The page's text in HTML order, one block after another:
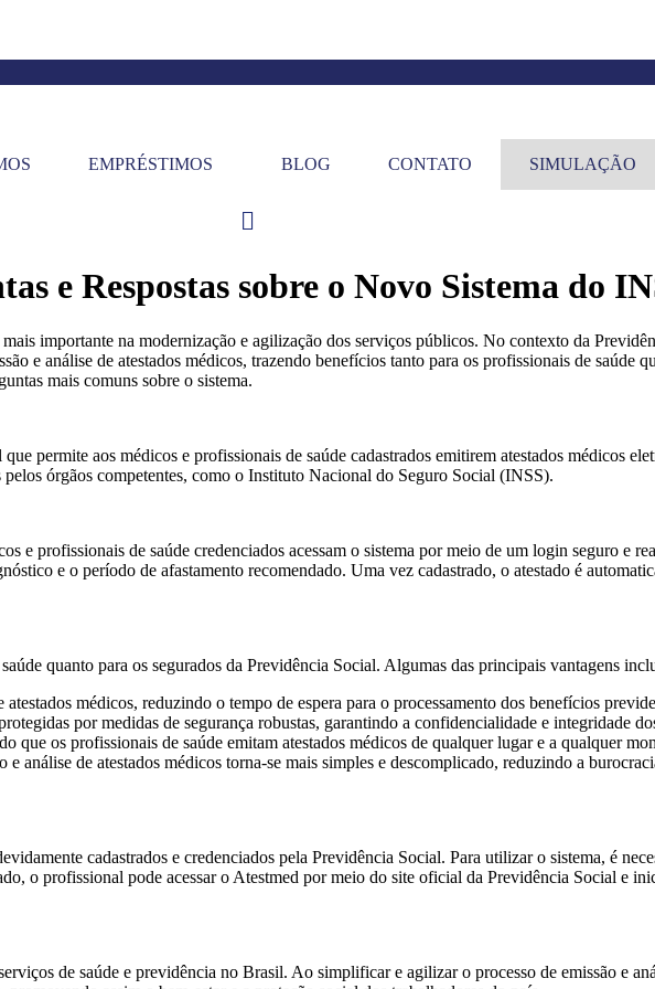
EMPRÉSTIMOS BLOG CONTATO SIMULAÇÃO
Menu
e Respostas sobre o Novo Sistema do
importante na modernização e agilização dos serviços públicos. No contexto da
e análise de atestados médicos, trazendo benefícios tanto para os profissionais de saúde
mais comuns sobre o sistema.
permite aos médicos e profissionais de saúde cadastrados emitirem atestados médicos
pelos órgãos competentes, como o Instituto Nacional do Seguro Social (INSS).
e profissionais de saúde credenciados acessam o sistema por meio de um login seguro e
e o período de afastamento recomendado. Uma vez cadastrado, o atestado é
quanto para os segurados da Previdência Social. Algumas das principais vantagens
médicos, reduzindo o tempo de espera para o processamento dos benefícios
por medidas de segurança robustas, garantindo a confidencialidade e integridade
que os profissionais de saúde emitam atestados médicos de qualquer lugar e a qualquer
análise de atestados médicos torna-se mais simples e descomplicado, reduzindo a
cadastrados e credenciados pela Previdência Social. Para utilizar o sistema, é
o profissional pode acessar o Atestmed por meio do site oficial da Previdência Social e
de saúde e previdência no Brasil. Ao simplificar e agilizar o processo de emissão e